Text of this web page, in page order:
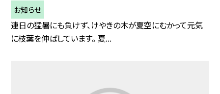
お知らせ
連日の猛暑にも負けず、けやきの木が夏空にむかって元気
に枝葉を伸ばしています。 夏...